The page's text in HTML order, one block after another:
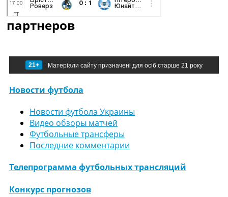
партнеров
21+ Матеріали сайту призначені для осіб старше 21 року
Новости футбола
Новости футбола Украины
Видео обзоры матчей
Футбольные трансферы
Последние комментарии
Телепрограмма футбольных трансляций
Конкурс прогнозов